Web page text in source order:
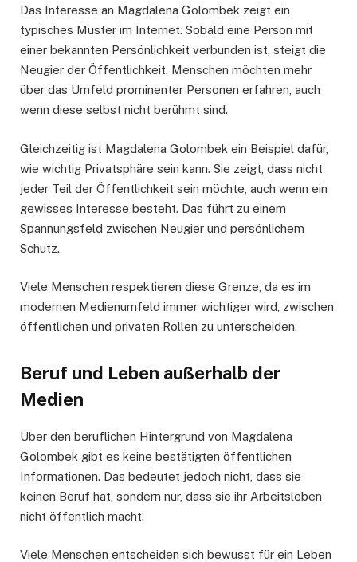
Das Interesse an Magdalena Golombek zeigt ein
typisches Muster im Internet. Sobald eine Person mit
einer bekannten Persönlichkeit verbunden ist, steigt die
Neugier der Öffentlichkeit. Menschen möchten mehr
über das Umfeld prominenter Personen erfahren, auch
wenn diese selbst nicht berühmt sind.
Gleichzeitig ist Magdalena Golombek ein Beispiel dafür,
wie wichtig Privatsphäre sein kann. Sie zeigt, dass nicht
jeder Teil der Öffentlichkeit sein möchte, auch wenn ein
gewisses Interesse besteht. Das führt zu einem
Spannungsfeld zwischen Neugier und persönlichem
Schutz.
Viele Menschen respektieren diese Grenze, da es im
modernen Medienumfeld immer wichtiger wird, zwischen
öffentlichen und privaten Rollen zu unterscheiden.
Beruf und Leben außerhalb der
Medien
Über den beruflichen Hintergrund von Magdalena
Golombek gibt es keine bestätigten öffentlichen
Informationen. Das bedeutet jedoch nicht, dass sie
keinen Beruf hat, sondern nur, dass sie ihr Arbeitsleben
nicht öffentlich macht.
Viele Menschen entscheiden sich bewusst für ein Leben